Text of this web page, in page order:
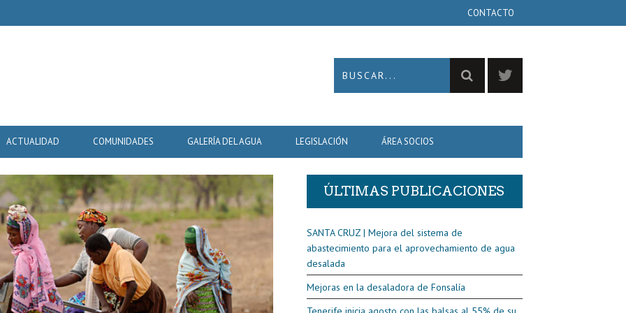
CONTACTO
ACTUALIDAD COMUNIDADES GALERÍA DEL AGUA LEGISLACIÓN ÁREA SOCIOS
ÚLTIMAS PUBLICACIONES
SANTA CRUZ | Mejora del sistema de
abastecimiento para el aprovechamiento de agua
desalada
Mejoras en la desaladora de Fonsalía